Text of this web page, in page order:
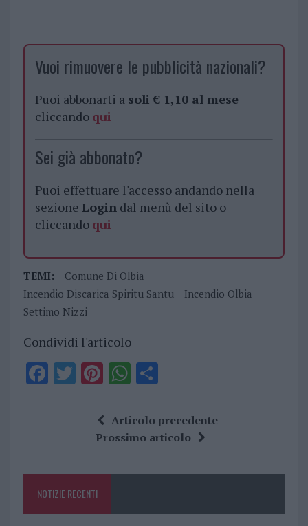
Vuoi rimuovere le pubblicità nazionali?
Puoi abbonarti a soli € 1,10 al mese
cliccando qui
Sei già abbonato?
Puoi effettuare l'accesso andando nella
sezione Logindal menù del sito o
cliccando qui
TEMI:
Comune Di Olbia
Incendio Discarica Spiritu Santu
Incendio Olbia
Settimo Nizzi
Condividi l'articolo
F
o
k
T Pi
te
re
W
at
s
p
S
a
re
Articolo precedente
Prossimo articolo
NOTIZIE RECENTI